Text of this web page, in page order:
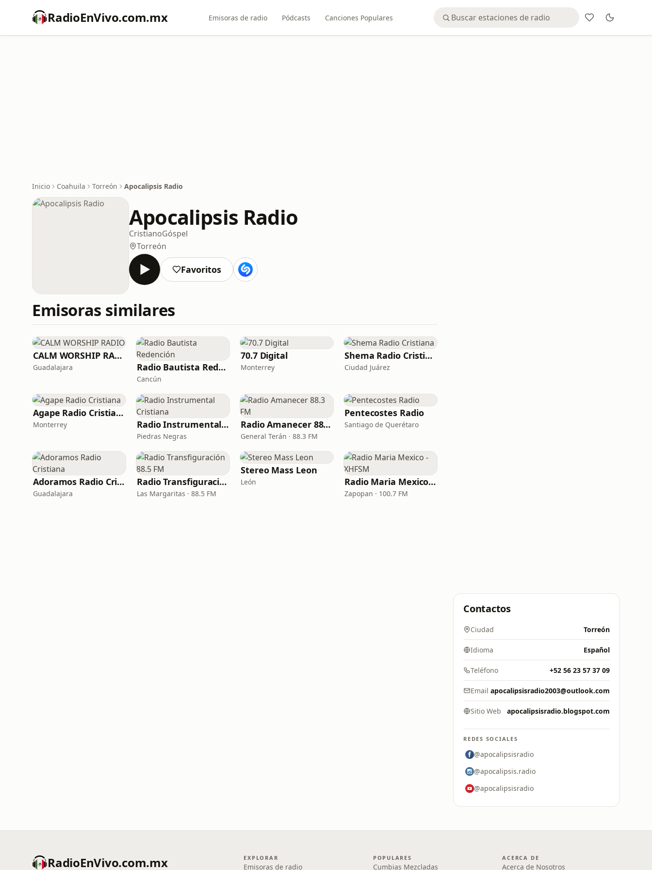
RadioEnVivo.com.mx Emisoras de radio Pódcasts Canciones Populares
Inicio Coahuila Torreón Apocalipsis Radio
Apocalipsis Radio
CristianoGóspel
Torreón
Favoritos
Emisoras similares
CALM WORSHIP RADIO
Guadalajara Radio Bautista Redención
Cancún
70.7 Digital
Monterrey
Shema Radio Cristiana
Ciudad Juárez
Agape Radio Cristiana
Monterrey Radio Instrumental Cristiana
Piedras Negras
Radio Amanecer 88.3 FM
General Terán · 88.3 FM
Pentecostes Radio
Santiago de Querétaro
Adoramos Radio Cristiana
Guadalajara
Radio Transfiguración 88.5 FM
Las Margaritas · 88.5 FM
Stereo Mass Leon
León Radio Maria Mexico - XHFSM
Zapopan · 100.7 FM
Contactos
Ciudad Torreón
Idioma Español
Teléfono +52 56 23 57 37 09
Email apocalipsisradio2003@outlook.com
Sitio Web apocalipsisradio.blogspot.com
REDES SOCIALES
@apocalipsisradio
@apocalipsis.radio
@apocalipsisradio
RadioEnVivo.com.mx EXPLORAR
Emisoras de radio
POPULARES
Cumbias Mezcladas
ACERCA DE
Acerca de Nosotros